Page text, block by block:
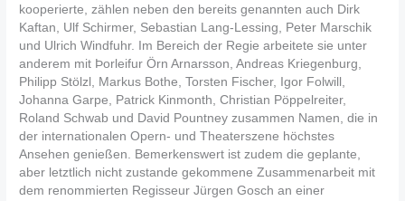
kooperierte, zählen neben den bereits genannten auch Dirk
Kaftan, Ulf Schirmer, Sebastian Lang-Lessing, Peter Marschik
und Ulrich Windfuhr. Im Bereich der Regie arbeitete sie unter
anderem mit Þorleifur Örn Arnarsson, Andreas Kriegenburg,
Philipp Stölzl, Markus Bothe, Torsten Fischer, Igor Folwill,
Johanna Garpe, Patrick Kinmonth, Christian Pöppelreiter,
Roland Schwab und David Pountney zusammen Namen, die in
der internationalen Opern- und Theaterszene höchstes
Ansehen genießen. Bemerkenswert ist zudem die geplante,
aber letztlich nicht zustande gekommene Zusammenarbeit mit
dem renommierten Regisseur Jürgen Gosch an einer